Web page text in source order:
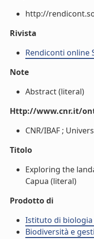
http://
Rivista
Rendiconti online
Note
Abstract (literal)
Http://www.cnr.it/
CNR/IBAF ;
Titolo
Exploring the
Capua (literal)
Prodotto di
Istituto di biologia
Biodiversità e